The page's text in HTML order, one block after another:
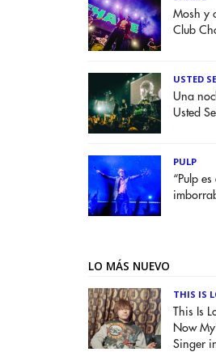
Mosh y
Club
USTED
Una
Usted
PULP
“Pulp
LO MÁS NUEVO
THIS IS
This Is
Now
Singer